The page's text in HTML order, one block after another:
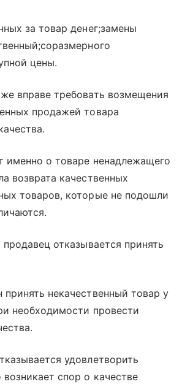
за товар денег;замены
цены.
вправе требовать возмещения
продажей товара
именно о товаре ненадлежащего
возврата качественных
товаров, которые не подошли
отказывается принять
принять некачественный товар у
необходимости провести
удовлетворить
спор о качестве